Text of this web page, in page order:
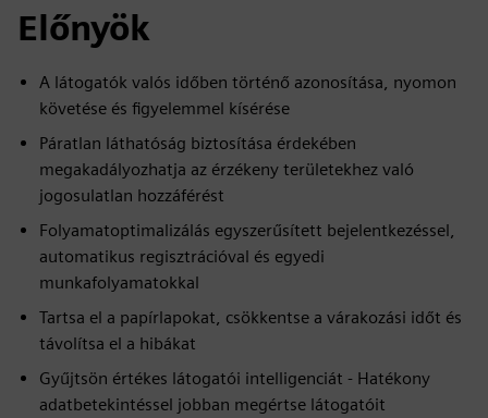
Előnyök
A látogatók valós időben történő azonosítása, nyomon
követése és figyelemmel kísérése
Páratlan láthatóság biztosítása érdekében
megakadályozhatja az érzékeny területekhez való
jogosulatlan hozzáférést
Folyamatoptimalizálás egyszerűsített bejelentkezéssel,
automatikus regisztrációval és egyedi
munkafolyamatokkal
Tartsa el a papírlapokat, csökkentse a várakozási időt és
távolítsa el a hibákat
Gyűjtsön értékes látogatói intelligenciát - Hatékony
adatbetekintéssel jobban megértse látogatóit